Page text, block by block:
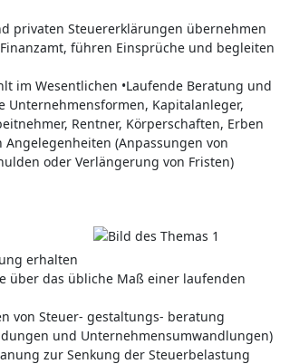
privaten Steuererklärungen übernehmen
führen Einsprüche und begleiten
im Wesentlichen •Laufende Beratung und
Kapitalanleger,
Rentner, Körperschaften, Erben
(Anpassungen von
oder Verlängerung von Fristen)
erhalten
über das übliche Maß einer laufenden
von Steuer- gestaltungs- beratung
und Unternehmensumwandlungen)
zur Senkung der Steuerbelastung